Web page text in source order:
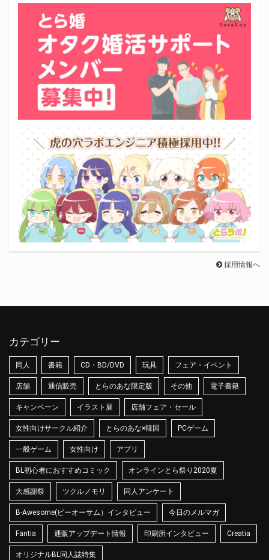
採用情報へ
カテゴリー
同人 書籍 CD・BD/DVD 玩具 フェア・イベント
店舗 通信販売 とらのあな限定版 その他 電子書籍
キャンペーン イラスト展 店舗フェア・セール
女性向けサークル紹介 とらのあな×韓国 PCゲーム
一般ゲーム 女性向け アプリ
BL初心者におすすめコミック オンラインとら祭り2020夏
大感謝祭 ツクルノモリ 同人アンケート
B-Awesome(ビーオーサム）インタビュー 今日のメルマガ
Fantia 通販アップデート情報 印刷所インタビュー Creatia
オリジナルBL同人誌特集